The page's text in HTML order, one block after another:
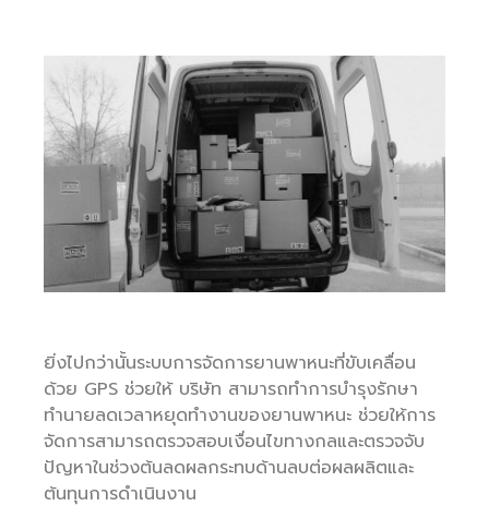
ยิ่งไปกว่านั้นระบบการจัดการยานพาหนะที่ขับเคลื่อน
ด้วย GPS ช่วยให้ บริษัท สามารถทำการบำรุงรักษา
ทำนายลดเวลาหยุดทำงานของยานพาหนะ ช่วยให้การ
จัดการสามารถตรวจสอบเงื่อนไขทางกลและตรวจจับ
ปัญหาในช่วงต้นลดผลกระทบด้านลบต่อผลผลิตและ
ต้นทุนการดำเนินงาน